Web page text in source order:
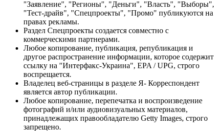
"Заявление", "Регионы", "Деньги", "Власть", "Выборы",
"Тест-драйв", "Спецпроекты", "Промо" публикуются на
правах рекламы.
Раздел Спецпроекты создается совместно с
коммерческими партнерами.
Любое копирование, публикация, републикация и
другое распространение информации, которое содержит
ссылку на "Интерфакс-Украина", EPA / UPG, строго
воспрещается.
Владелец веб-страницы в разделе Я- Корреспондент
является автор публикации.
Любое копирование, перепечатка и воспроизведение
фотографий и/или аудиовизуальных материалов,
принадлежащих правообладателю Getty Images, строго
запрещено.